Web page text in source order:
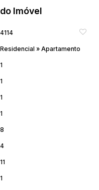
Imóvel
4114
Residencial » Apartamento
1
1
1
1
8
4
11
1